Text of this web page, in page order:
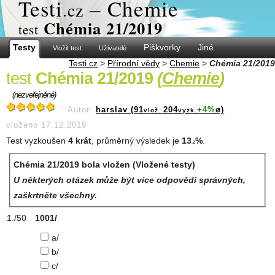
Testi.cz – Chemie
test Chémia 21/2019
Testy Vložit test Uživatelé Piškvorky
Jiné
Testi.cz > Přírodní vědy > Chemie > Chémia 21/2019
test Chémia 21/2019 (Chemie)
(nezveřejněné)
Autor: harslav (91vlož. 204vyzk.+4%ø) ...
vloženo 17.12.2019
Test vyzkoušen 4 krát, průměrný výsledek je 13.2%.
Chémia 21/2019 bola vložen (Vložené testy)
U některých otázek může být více odpovědí správných,
zaškrtněte všechny.
1001/
a/
b/
c/